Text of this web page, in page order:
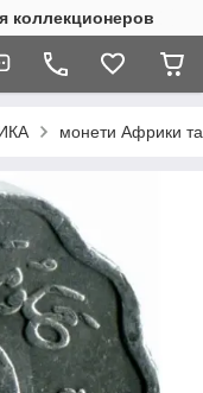
коллекционеров
монети Африки та